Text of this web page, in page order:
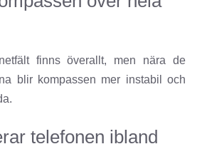
finns överallt, men nära de
blir kompassen mer instabil och
telefonen ibland